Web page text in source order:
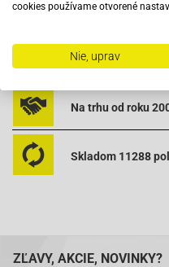
Vybavený servis s
Pri objednaní do
Na trhu od roku
Skladom 11288
ZĽAVY, AKCIE, NOVINKY?
cookies používame otvorené
Nie, uprav